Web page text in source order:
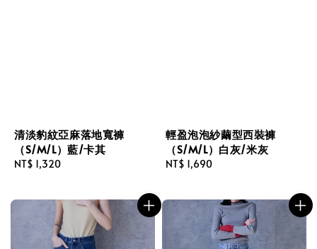
清淡豹紋亞麻落地寬褲
（S/M/L）藍/卡其
Regular
NT$ 1,320
輕盈泡泡紗繭型西裝褲
（S/M/L）白灰/米灰
Regular
NT$ 1,690